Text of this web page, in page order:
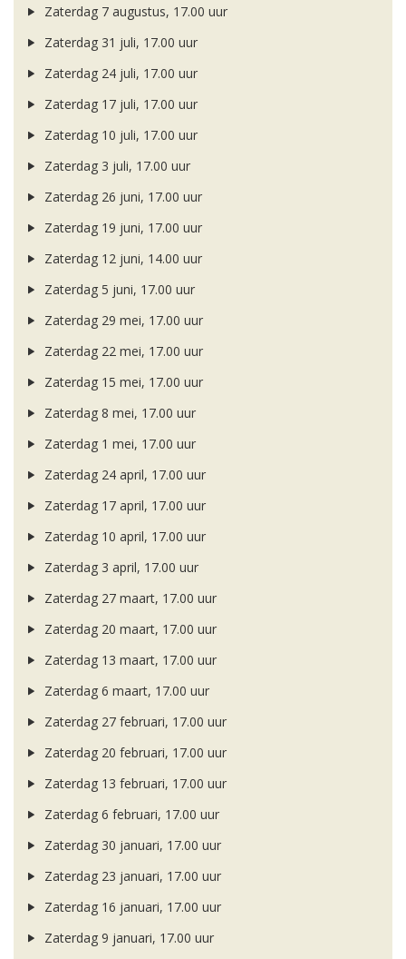
Zaterdag 7 augustus, 17.00 uur
Zaterdag 31 juli, 17.00 uur
Zaterdag 24 juli, 17.00 uur
Zaterdag 17 juli, 17.00 uur
Zaterdag 10 juli, 17.00 uur
Zaterdag 3 juli, 17.00 uur
Zaterdag 26 juni, 17.00 uur
Zaterdag 19 juni, 17.00 uur
Zaterdag 12 juni, 14.00 uur
Zaterdag 5 juni, 17.00 uur
Zaterdag 29 mei, 17.00 uur
Zaterdag 22 mei, 17.00 uur
Zaterdag 15 mei, 17.00 uur
Zaterdag 8 mei, 17.00 uur
Zaterdag 1 mei, 17.00 uur
Zaterdag 24 april, 17.00 uur
Zaterdag 17 april, 17.00 uur
Zaterdag 10 april, 17.00 uur
Zaterdag 3 april, 17.00 uur
Zaterdag 27 maart, 17.00 uur
Zaterdag 20 maart, 17.00 uur
Zaterdag 13 maart, 17.00 uur
Zaterdag 6 maart, 17.00 uur
Zaterdag 27 februari, 17.00 uur
Zaterdag 20 februari, 17.00 uur
Zaterdag 13 februari, 17.00 uur
Zaterdag 6 februari, 17.00 uur
Zaterdag 30 januari, 17.00 uur
Zaterdag 23 januari, 17.00 uur
Zaterdag 16 januari, 17.00 uur
Zaterdag 9 januari, 17.00 uur